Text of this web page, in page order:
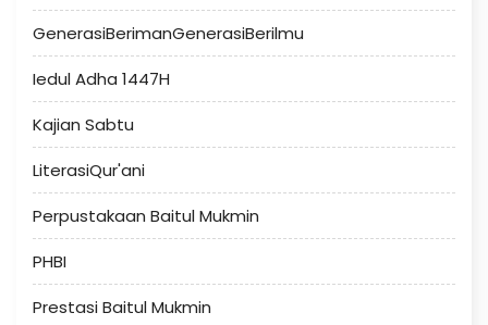
GenerasiBerimanGenerasiBerilmu
Iedul Adha 1447H
Kajian Sabtu
LiterasiQur'ani
Perpustakaan Baitul Mukmin
PHBI
Prestasi Baitul Mukmin